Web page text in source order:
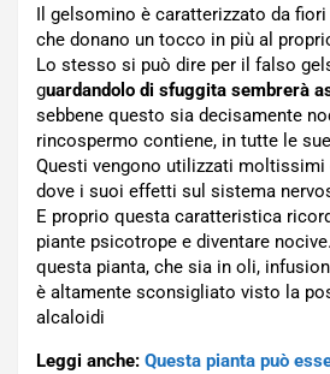
Il gelsomino è caratterizzato da
che donano un tocco in più al
Lo stesso si può dire per il falso
guardandolo di sfuggita sembrerà
sebbene questo sia decisamente
rincospermo contiene, in tutte le
Questi vengono utilizzati
dove i suoi effetti sul sistema
E proprio questa caratteristica
piante psicotrope e diventare
questa pianta, che sia in oli,
è altamente sconsigliato visto la
alcaloidi
Leggi anche: Questa pianta può